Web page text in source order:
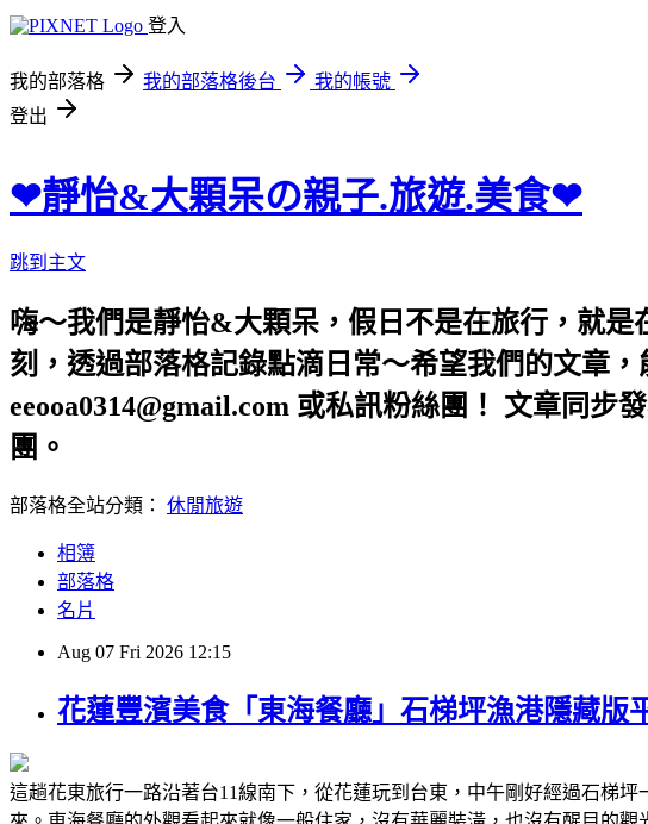
登入
我的部落格 我的部落格後台
我的帳號
登出
❤靜怡&大顆呆の親子.旅遊.美食❤
跳到主文
嗨～我們是靜怡&大顆呆，假日不是在旅行，就
刻，透過部落格記錄點滴日常～希望我們的文章，
eeooa0314@gmail.com 或私訊粉絲團！ 文章同
團。
部落格全站分類： 休閒旅遊
相簿
部落格
名片
Aug 07 Fri 2026 12:15
花蓮豐濱美食「東海餐廳」石梯坪漁港隱藏版
這趟花東旅行一路沿著台11線南下，從花蓮玩到台東，中午剛好經過石梯